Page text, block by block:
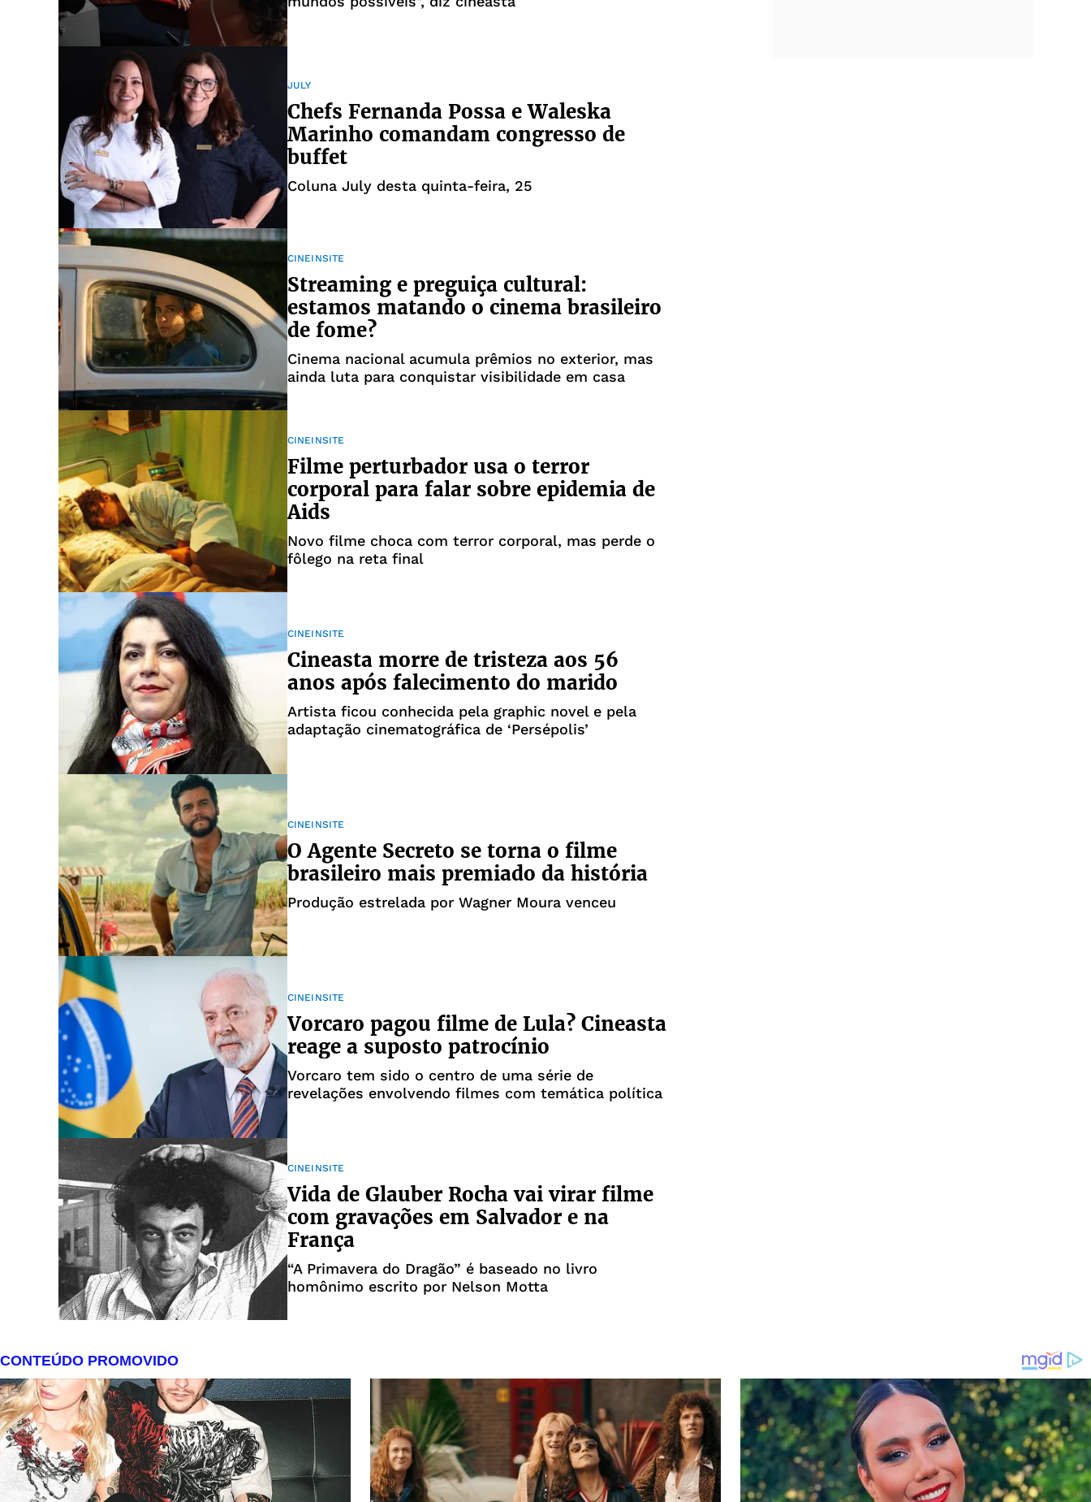
JULY
Chefs Fernanda Possa e Waleska
Marinho comandam congresso de
buffet
Coluna July desta quinta-feira, 25
CINEINSITE
Streaming e preguiça cultural:
estamos matando o cinema brasileiro
de fome?
Cinema nacional acumula prêmios no exterior, mas
ainda luta para conquistar visibilidade em casa
CINEINSITE
Filme perturbador usa o terror
corporal para falar sobre epidemia de
Aids
Novo filme choca com terror corporal, mas perde o
fôlego na reta final
CINEINSITE
Cineasta morre de tristeza aos 56
anos após falecimento do marido
Artista ficou conhecida pela graphic novel e pela
adaptação cinematográfica de ‘Persépolis’
CINEINSITE
O Agente Secreto se torna o filme
brasileiro mais premiado da história
Produção estrelada por Wagner Moura venceu
CINEINSITE
Vorcaro pagou filme de Lula? Cineasta
reage a suposto patrocínio
Vorcaro tem sido o centro de uma série de
revelações envolvendo filmes com temática política
CINEINSITE
Vida de Glauber Rocha vai virar filme
com gravações em Salvador e na
França
“A Primavera do Dragão” é baseado no livro
homônimo escrito por Nelson Motta